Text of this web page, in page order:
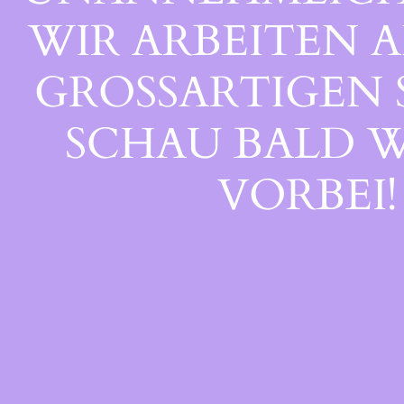
WIR ARBEITEN
GROSSARTIGEN
CHAU BALD
ORBEI!